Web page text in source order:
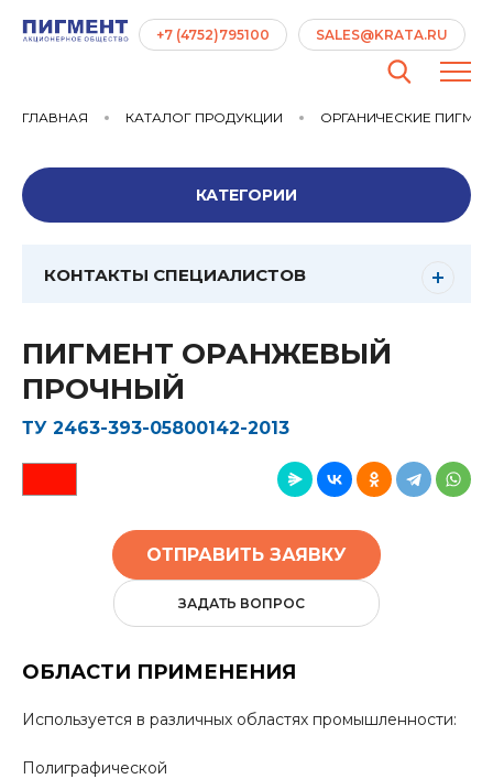
+7 (4752)795100 SALES@KRATA.RU
ГЛАВНАЯ КАТАЛОГ ПРОДУКЦИИ ОРГАНИЧЕСКИЕ
КАТЕГОРИИ
КОНТАКТЫ СПЕЦИАЛИСТОВ
ПИГМЕНТ ОРАНЖЕВЫЙ
ПРОЧНЫЙ
ТУ 2463-393-05800142-2013
ОТПРАВИТЬ ЗАЯВКУ
ЗАДАТЬ ВОПРОС
ОБЛАСТИ ПРИМЕНЕНИЯ
Используется в различных областях промышленности:
Полиграфической